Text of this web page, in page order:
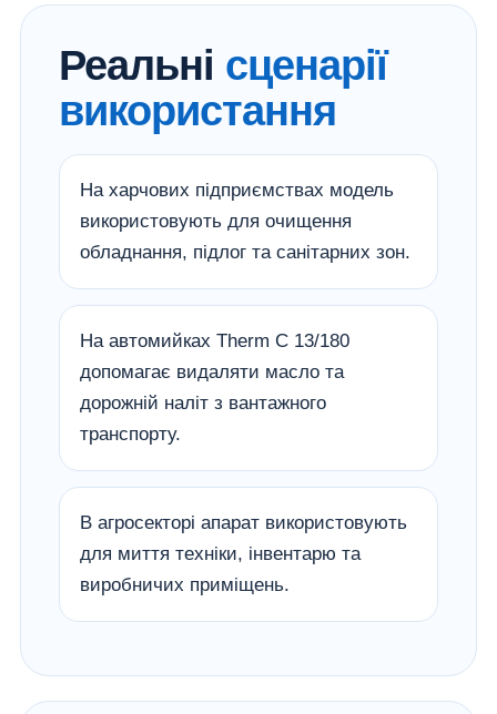
Реальні сценарії
використання
На харчових підприємствах модель
використовують для очищення
обладнання, підлог та санітарних зон.
На автомийках Therm C 13/180
допомагає видаляти масло та
дорожній наліт з вантажного
транспорту.
В агросекторі апарат використовують
для миття техніки, інвентарю та
виробничих приміщень.